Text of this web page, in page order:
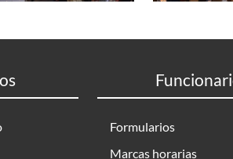
Formularios
Marcas horarias